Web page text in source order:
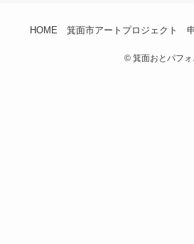
HOME 箕面市アートプロジェクト
©箕面おとパフォ.